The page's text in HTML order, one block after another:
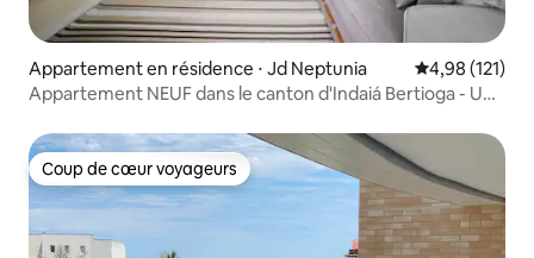
Appartement en résidence ⋅ Jd Neptunia Évaluation
4,98 (121)
Appartement NEUF dans le canton d'Indaiá Bertioga - Un
Coup de cœur voyageurs
Coup de cœur voyageurs